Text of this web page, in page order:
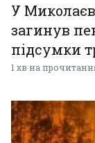
У
загинув
підсумки
1 хв на